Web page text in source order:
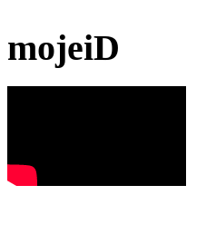
mojeiD